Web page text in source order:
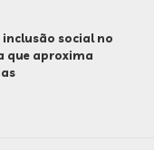
inclusão social no
que aproxima